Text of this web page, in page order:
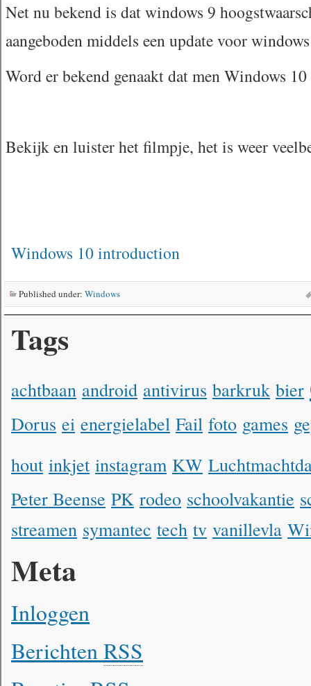
Net nu bekend is dat windows 9
aangeboden middels een update voor
Word er bekend genaakt dat men Windows
Bekijk en luister het filmpje, het is weer
Windows 10 introduction
Published under: Windows
Tags
achtbaan android antivirus barkruk bier
Dorus ei energielabel Fail foto games
hout inkjet instagram KW
Peter Beense PK rodeo schoolvakantie
streamen symantec tech tv vanillevla
Meta
Inloggen
BerichtenRSS